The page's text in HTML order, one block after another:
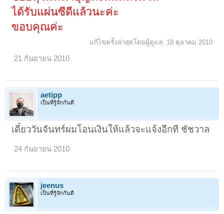
ได้รับแผ่นซีดีแล้วนะค่ะ
ขอบคุณค่ะ
แก้ไขครั้งล่าสุดโดยผู้ดูแล: 18 ตุลาคม 2010
21 กันยายน 2010
aetipp
เป็นที่รู้จักกันดี
เดี๋ยววันจันทร์ผมโอนเงินให้แล้วจะแจ้งอีกที ชัชวาล
24 กันยายน 2010
jeenus
เป็นที่รู้จักกันดี